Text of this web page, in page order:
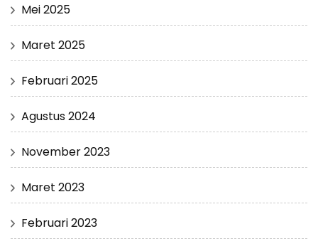
Mei 2025
Maret 2025
Februari 2025
Agustus 2024
November 2023
Maret 2023
Februari 2023